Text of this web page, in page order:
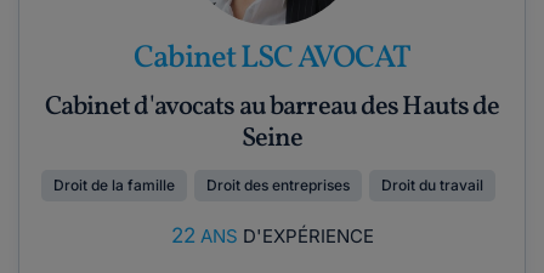
Cabinet LSC AVOCAT
Cabinet d'avocats au barreau des Hauts de
Seine
Droit de la famille Droit des entreprises Droit du travail
22 ANS D'EXPÉRIENCE